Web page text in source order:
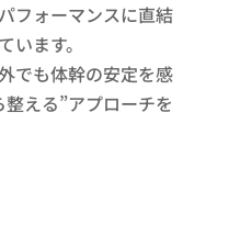
フォーマンスに直結
ます。
でも体幹の安定を感
える”アプローチを